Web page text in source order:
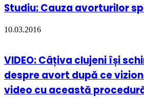
Studiu: Cauza avorturilor
10.03.2016
VIDEO: Câțiva clujeni își
despre avort după ce
video cu această